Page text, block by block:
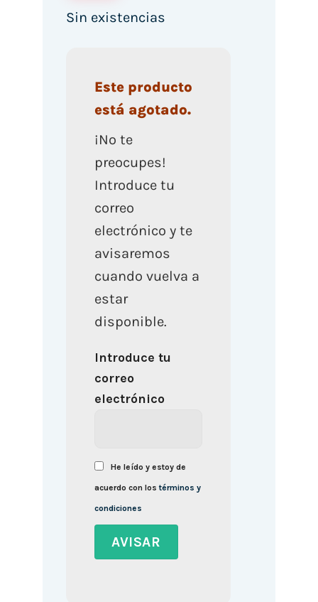
Sin existencias
Este producto
está agotado.
¡No te
preocupes!
Introduce tu
correo
electrónico y te
avisaremos
cuando vuelva a
estar
disponible.
Introduce tu
correo
electrónico
He leído y estoy de
acuerdo con lostérminos y
condiciones